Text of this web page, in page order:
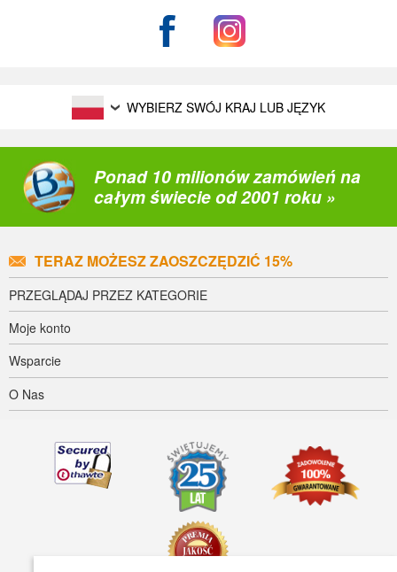
WYBIERZ SWÓJ KRAJ LUB JĘZYK
Ponad 10 milionów zamówień na
całym świecie od 2001 roku »
TERAZ MOŻESZ ZAOSZCZĘDZIĆ 15%
PRZEGLĄDAJ PRZEZ KATEGORIE
Moje konto
Wsparcie
O Nas